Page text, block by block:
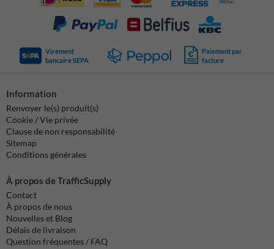
Virement
bancaire SEPA
Paiement par
facture
Information
Renvoyer le(s) produit(s)
Cookie / Vie privée
Clause de non responsabilité
Sitemap
Conditions générales
À propos de TrafficSupply
Contact
À propos de nous
Nouvelles et Blog
Délais de livraison
Question fréquentes / FAQ